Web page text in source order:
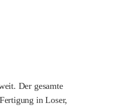
Der gesamte
in Loser,